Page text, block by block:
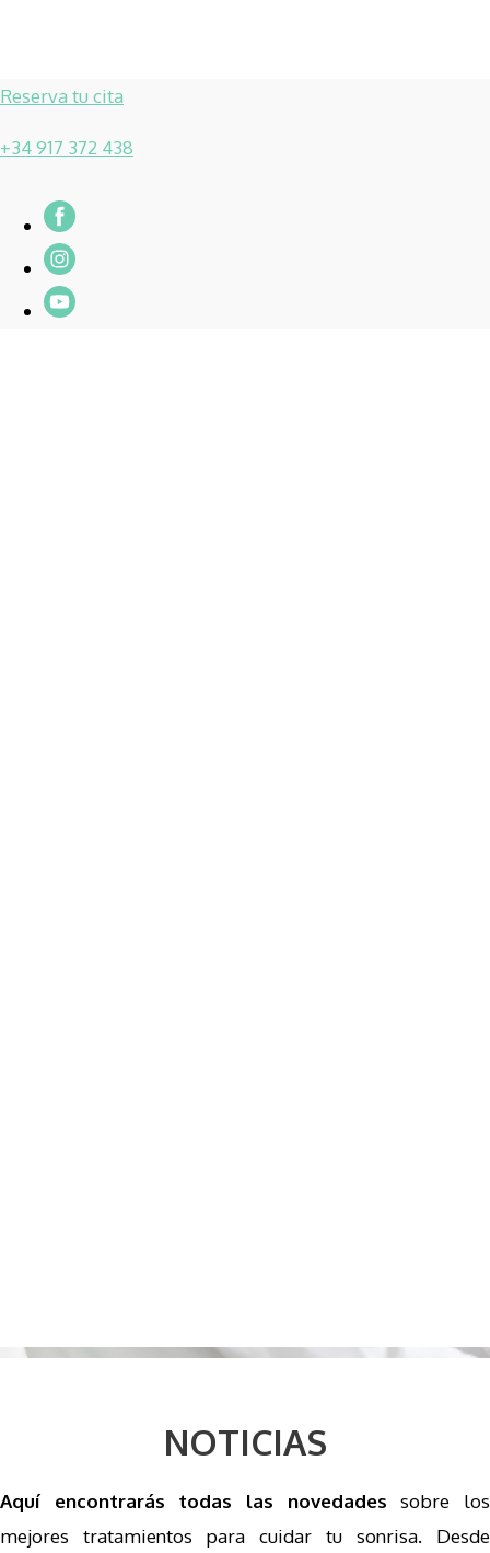
Reserva tu cita
+34 917 372 438
NOTICIAS
Aquí encontrarás todas las novedades sobre los
mejores tratamientos para cuidar tu sonrisa. Desde